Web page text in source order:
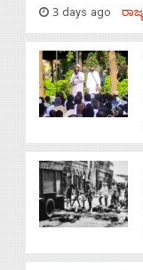
3 days ago